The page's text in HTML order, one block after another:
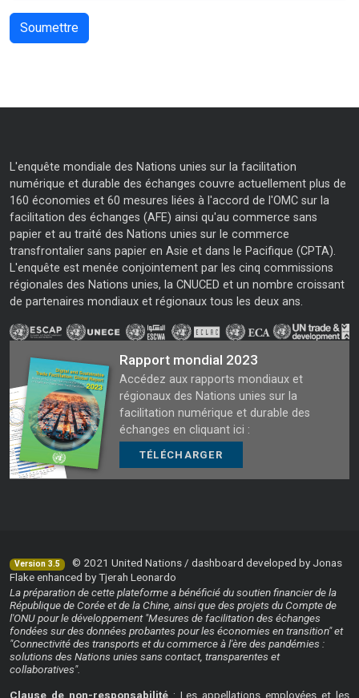
L'enquête mondiale des Nations unies sur la facilitation
numérique et durable des échanges couvre actuellement plus de
160 économies et 60 mesures liées à l'accord de l'OMC sur la
facilitation des échanges (AFE) ainsi qu'au commerce sans
papier et au traité des Nations unies sur le commerce
transfrontalier sans papier en Asie et dans le Pacifique (CPTA).
L'enquête est menée conjointement par les cinq commissions
régionales des Nations unies, la CNUCED et un nombre croissant
de partenaires mondiaux et régionaux tous les deux ans.
Rapport mondial 2023
Accédez aux rapports mondiaux et
régionaux des Nations unies sur la
facilitation numérique et durable des
échanges en cliquant ici :
TÉLÉCHARGER
Version 3.5
© 2021 United Nations / dashboard developed by Jonas
Flake enhanced by Tjerah Leonardo
La préparation de cette plateforme a bénéficié du soutien financier de la
République de Corée et de la Chine, ainsi que des projets du Compte de
l'ONU pour le développement "Mesures de facilitation des échanges
fondées sur des données probantes pour les économies en transition" et
"Connectivité des transports et du commerce à l'ère des pandémies :
solutions des Nations unies sans contact, transparentes et
collaboratives".
Clause de non-responsabilité : Les appellations employées et les